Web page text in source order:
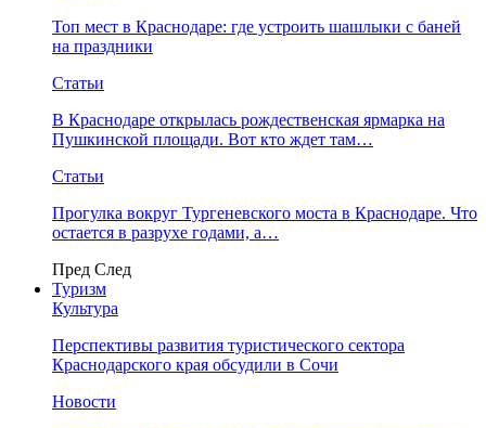
Топ мест в Краснодаре: где устроить шашлыки с баней
на праздники
Статьи
В Краснодаре открылась рождественская ярмарка на
Пушкинской площади. Вот кто ждет там…
Статьи
Прогулка вокруг Тургеневского моста в Краснодаре. Что
остается в разрухе годами, а…
Пред След
Туризм
Культура
Перспективы развития туристического сектора
Краснодарского края обсудили в Сочи
Новости